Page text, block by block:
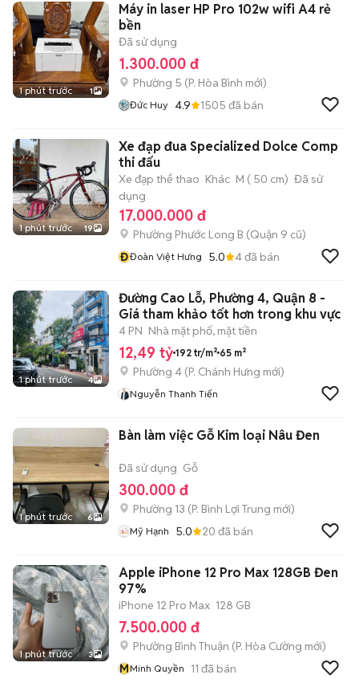
1 phút trước 1
Máy in laser HP Pro 102w wifi A4 rẻ
bền
Đã sử dụng
1.300.000 đ
Phường 5 (P. Hòa Bình mới)
Đức Huy 4.9 1505 đã bán
1 phút trước 19
Xe đạp đua Specialized Dolce Comp
thi đấu
Xe đạp thể thao Khác M ( 50 cm) Đã sử
dụng
17.000.000 đ
Phường Phước Long B (Quận 9 cũ)
ĐĐoàn Việt Hưng 5.0 4đã bán
1 phút trước 4
Đường Cao Lỗ, Phường 4, Quận 8 -
Giá tham khảo tốt hơn trong khu vực
4 PN Nhà mặt phố, mặt tiền
12,49 tỷ 192 tr/m² 65 m²
Phường 4 (P. Chánh Hưng mới)
Nguyễn Thanh Tiến
1 phút trước 6
Bàn làm việc Gỗ Kim loại Nâu Đen
Đã sử dụng Gỗ
300.000 đ
Phường 13 (P. Bình Lợi Trung mới)
Mỹ Hạnh 5.0 20 đã bán
1 phút trước 3
Apple iPhone 12 Pro Max 128GB Đen
97%
iPhone 12 Pro Max 128 GB
7.500.000 đ
Phường Bình Thuận (P. Hòa Cường mới)
MMinh Quyền 11 đã bán